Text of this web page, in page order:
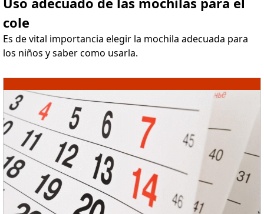
cole
Es de vital importancia elegir la mochila adecuada para
los niños y saber como usarla.